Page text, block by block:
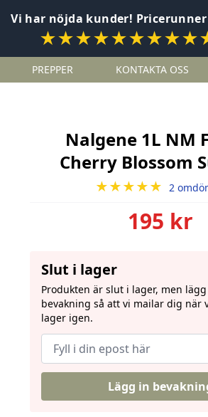
Vi har nöjda kunder!
PREPPER KONTAKTA OSS
Nalgene 1L NM
Cherry Blossom
★★★★★ 2
195 kr
Slut i lager
Produkten är slut i lager, men
bevakning så att vi mailar dig när
lager igen.
Lägg in